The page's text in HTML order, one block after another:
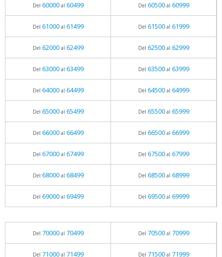
Del 60000al 60499 Del 60500al 60999
Del 61000al 61499 Del 61500al 61999
Del 62000al 62499 Del 62500al 62999
Del 63000al 63499 Del 63500al 63999
Del 64000al 64499 Del 64500al 64999
Del 65000al 65499 Del 65500al 65999
Del 66000al 66499 Del 66500al 66999
Del 67000al 67499 Del 67500al 67999
Del 68000al 68499 Del 68500al 68999
Del 69000al 69499 Del 69500al 69999
Del 70000al 70499 Del 70500al 70999
Del 71000al 71499 Del 71500al 71999